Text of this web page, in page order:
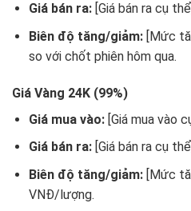
Giá bán ra:[Giá bán ra cụ
Biên độ tăng/giảm:[Mức
so với chốt phiên hôm qua.
Giá Vàng 24K (99%)
Giá mua vào:[Giá mua vào
Giá bán ra:[Giá bán ra cụ
Biên độ tăng/giảm:[Mức
VNĐ/lượng.